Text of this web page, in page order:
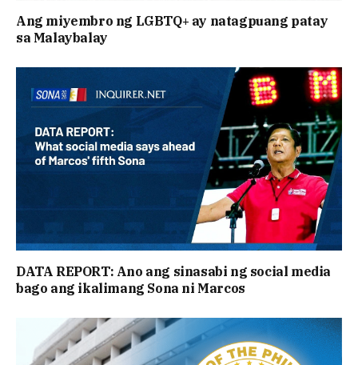
Ang miyembro ng LGBTQ+ ay natagpuang patay
sa Malaybalay
DATA REPORT: Ano ang sinasabi ng social media
bago ang ikalimang Sona ni Marcos